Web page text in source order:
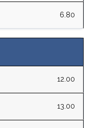
6.80
12.00
13.00